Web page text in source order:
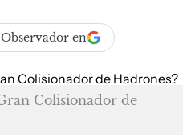
en
Colisionador de